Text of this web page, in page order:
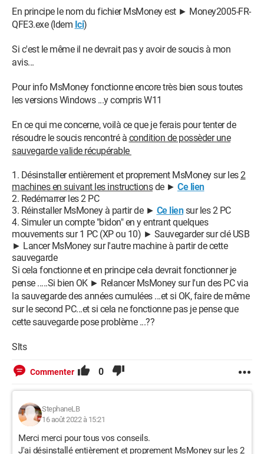
En principe le nom du fichier MsMoney est ► Money2005-FR-
QFE3.exe (Idem Ici)
Si c'est le même il ne devrait pas y avoir de soucis à mon
avis...
Pour info MsMoney fonctionne encore très bien sous toutes
les versions Windows ...y compris W11
En ce qui me concerne, voilà ce que je ferais pour tenter de
résoudre le soucis rencontré à condition de possèder une
sauvegarde valide récupérable
Désinstaller entièrement et proprement MsMoney sur les2
machines en suivant les instructionsde ► Ce lien
Redémarrer les 2 PC
Réinstaller MsMoney à partir de ► Ce lien sur les 2 PC
Simuler un compte "bidon" en y entrant quelques
mouvements sur 1 PC (XP ou 10) ► Sauvegarder sur clé USB
► Lancer MsMoney sur l'autre machine à partir de cette
sauvegarde
Si cela fonctionne et en principe cela devrait fonctionner je
pense .....Si bien OK ► Relancer MsMoney sur l'un des PC via
la sauvegarde des années cumulées ...et si OK, faire de même
sur le second PC...et si cela ne fonctionne pas je pense que
cette sauvegarde pose problème ...??
Slts
Commenter 0
StephaneLB
16 août 2022 à 15:21
Merci merci pour tous vos conseils.
J'ai désinstallé entièrement et proprement MsMoney sur les 2